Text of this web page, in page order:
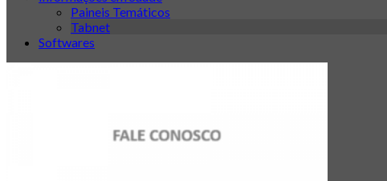
Paineis Temáticos
Tabnet
Softwares